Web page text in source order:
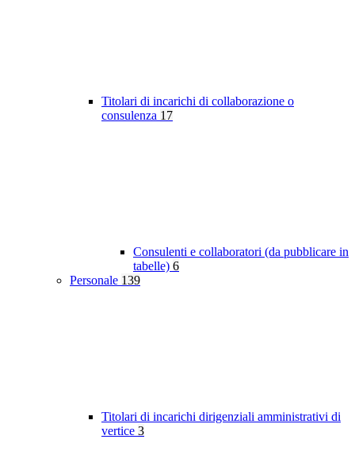
Titolari di incarichi di collaborazione o
consulenza 17
Consulenti e collaboratori (da pubblicare in
tabelle) 6
Personale 139
Titolari di incarichi dirigenziali amministrativi di
vertice 3